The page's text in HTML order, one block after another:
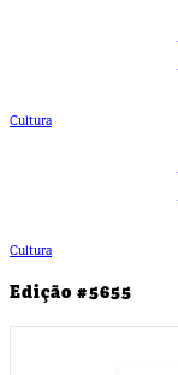
Cultura
Cultura
Edição #5655